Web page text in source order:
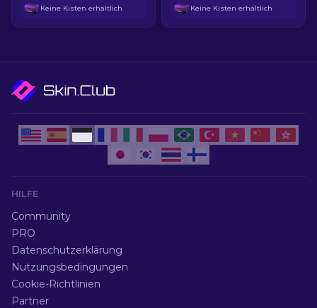
Keine Kisten erhältlich Keine Kisten erhältlich
HILFE
Community
PRO
Datenschutzerklärung
Nutzungsbedingungen
Cookie-Richtlinien
Partner